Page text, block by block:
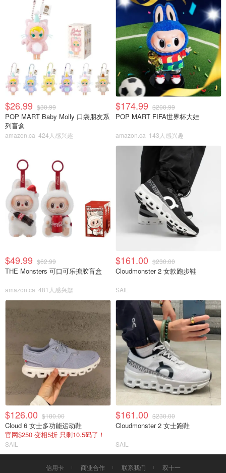
$26.99 $30.99
POP MART Baby Molly 口袋朋友系
列盲盒
amazon.ca 424人感兴趣
$174.99 $200.99
POP MART FIFA世界杯大娃
amazon.ca 143人感兴趣
$49.99 $62.99
THE Monsters 可口可乐搪胶盲盒
amazon.ca 481人感兴趣
$161.00 $230.00
Cloudmonster 2 女款跑步鞋
SAIL
$126.00 $180.00
Cloud 6 女士多功能运动鞋
官网$250 变相5折 只剩10.5码了！
SAIL
$161.00 $230.00
Cloudmonster 2 女士跑鞋
SAIL
信用卡 商业合作 联系我们 双十一